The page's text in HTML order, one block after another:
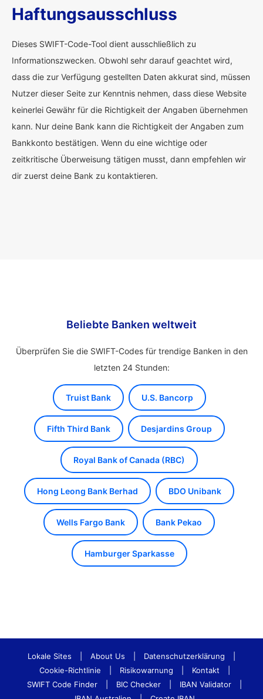
Haftungsausschluss
Dieses SWIFT-Code-Tool dient ausschließlich zu
Informationszwecken. Obwohl sehr darauf geachtet wird,
dass die zur Verfügung gestellten Daten akkurat sind, müssen
Nutzer dieser Seite zur Kenntnis nehmen, dass diese Website
keinerlei Gewähr für die Richtigkeit der Angaben übernehmen
kann. Nur deine Bank kann die Richtigkeit der Angaben zum
Bankkonto bestätigen. Wenn du eine wichtige oder
zeitkritische Überweisung tätigen musst, dann empfehlen wir
dir zuerst deine Bank zu kontaktieren.
Beliebte Banken weltweit
Überprüfen Sie die SWIFT-Codes für trendige Banken in den
letzten 24 Stunden:
Truist Bank U.S. Bancorp
Fifth Third Bank Desjardins Group
Royal Bank of Canada (RBC)
Hong Leong Bank Berhad BDO Unibank
Wells Fargo Bank Bank Pekao
Hamburger Sparkasse
Lokale Sites About Us Datenschutzerklärung
Cookie-Richtlinie
Risikowarnung Kontakt
SWIFT Code Finder
BIC Checker IBAN Validator